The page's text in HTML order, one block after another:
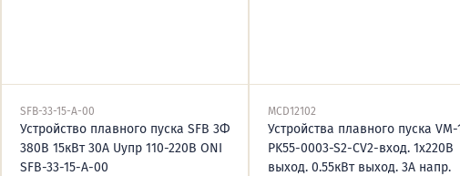
SFB-33-15-A-00
Устройство плавного пуска SFB 3Ф
380В 15кВт 30A Uупр 110-220В ONI
SFB-33-15-A-00
MCD12102
Устройства плавного пуска VM-
PK55-0003-S2-CV2-вход. 1х220В
выход. 0.55кВт выход. 3А напр.